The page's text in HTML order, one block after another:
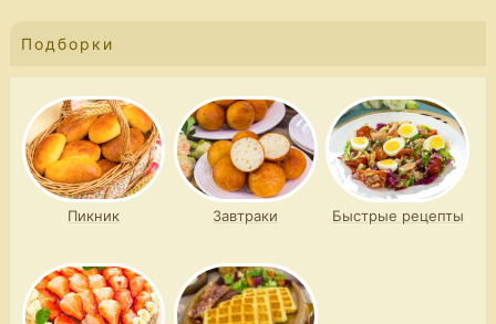
Подборки
Пикник Завтраки Быстрые рецепты